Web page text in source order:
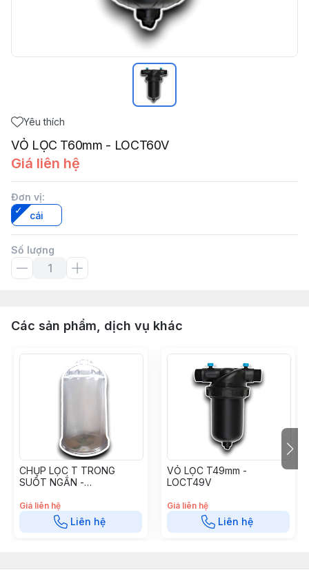
Yêu thích
VỎ LỌC T60mm - LOCT60V
Giá liên hệ
Đơn vị:
cái
Số lượng
Các sản phẩm, dịch vụ khác
CHỤP LỌC T TRONG
SUỐT NGẮN -
Giá liên hệ
Liên hệ
VỎ LỌC T49mm -
LOCT49V
Giá liên hệ
Liên hệ